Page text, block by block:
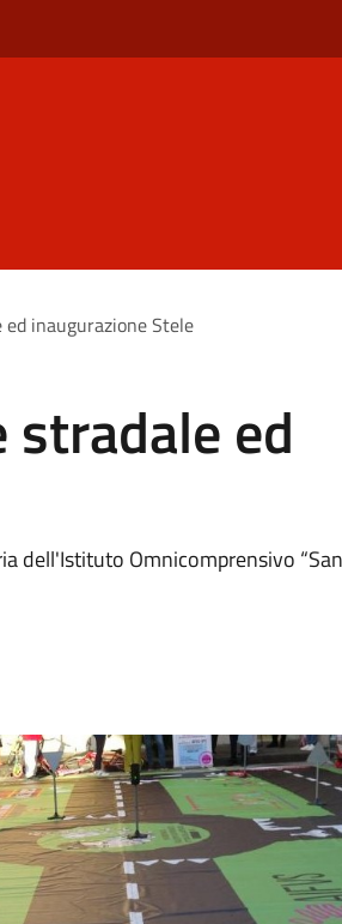
inaugurazione Stele
stradale ed
dell'Istituto Omnicomprensivo “San